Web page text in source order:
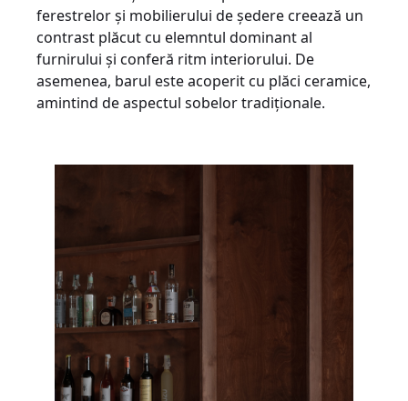
ferestrelor și mobilierului de ședere creează un
contrast plăcut cu elemntul dominant al
furnirului și conferă ritm interiorului. De
asemenea, barul este acoperit cu plăci ceramice,
amintind de aspectul sobelor tradiționale.